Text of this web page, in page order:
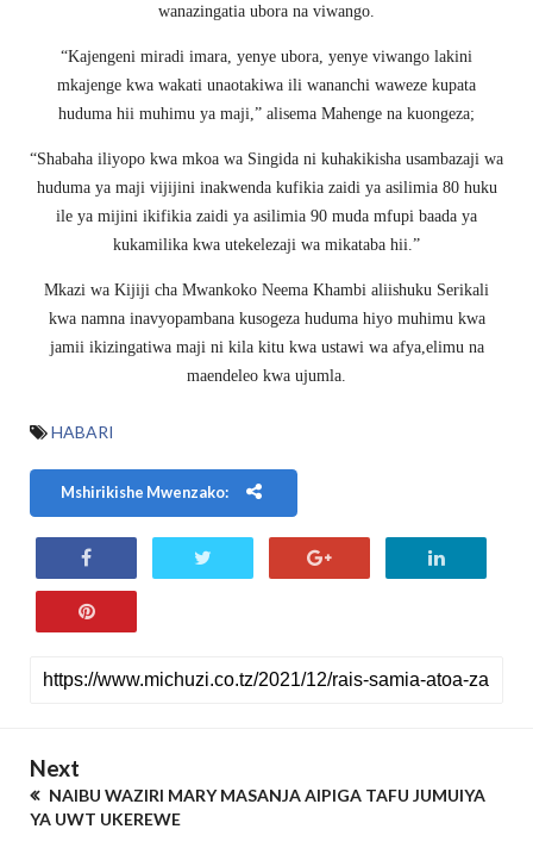
wanazingatia ubora na viwango.
“Kajengeni miradi imara, yenye ubora, yenye viwango lakini
mkajenge kwa wakati unaotakiwa ili wananchi waweze kupata
huduma hii muhimu ya maji,” alisema Mahenge na kuongeza;
“Shabaha iliyopo kwa mkoa wa Singida ni kuhakikisha usambazaji wa
huduma ya maji vijijini inakwenda kufikia zaidi ya asilimia 80 huku
ile ya mijini ikifikia zaidi ya asilimia 90 muda mfupi baada ya
kukamilika kwa utekelezaji wa mikataba hii.”
Mkazi wa Kijiji cha Mwankoko Neema Khambi aliishuku Serikali
kwa namna inavyopambana kusogeza huduma hiyo muhimu kwa
jamii ikizingatiwa maji ni kila kitu kwa ustawi wa afya,elimu na
maendeleo kwa ujumla.
HABARI
Mshirikishe Mwenzako:
Next
NAIBU WAZIRI MARY MASANJA AIPIGA TAFU JUMUIYA
YA UWT UKEREWE